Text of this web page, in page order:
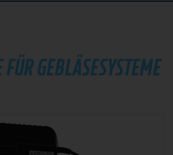
FÜR GEBLÄSESYSTEME